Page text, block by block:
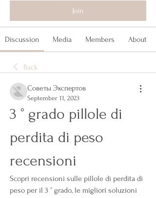
Join
Discussion Media Members About
Back
Советы Экспертов
September 11, 2023
3 ° grado pillole di
perdita di peso
recensioni
Scopri recensioni sulle pillole di perdita di
peso per il 3 ° grado, le migliori soluzioni